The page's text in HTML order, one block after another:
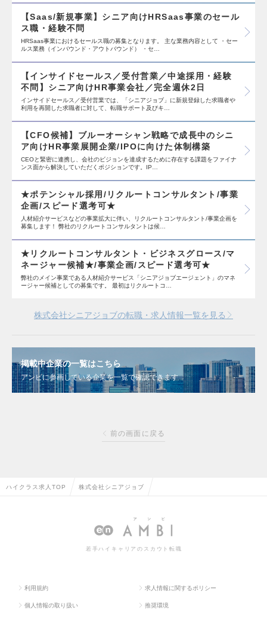
【Saas/新規事業】シニア向けHRSaas事業のセール
ス職・経験不問
HRSaas事業におけるセールス職の募集となります。 主な業務内容として ・セー
ルス業務（インバウンド・アウトバウンド） ・セ…
【インサイドセールス／受付営業／中途採用・経験
不問】シニア向けHR事業会社／完全週休2日
インサイドセールス／受付営業では、「シニアジョブ」に新規登録した求職者や
利用を再開した求職者に対して、転職サポート及びキ…
【CFO候補】ブルーオーシャン戦略で成長中のシニ
ア向けHR事業展開企業/IPOに向けた体制構築
CEOと緊密に連携し、会社のビジョンを達成するために存在する課題をファイナ
ンス面から解決していただくポジションです。IP…
★ポテンシャル採用/リクルートコンサルタント/事業
企画/スピード選考可★
人材紹介サービスなどの事業拡大に伴い、リクルートコンサルタント/事業企画を
募集します！ 弊社のリクルートコンサルタントは候…
★リクルートコンサルタント・ビジネスグロース/マ
ネージャー候補★/事業企画/スピード選考可★
弊社のメイン事業である人材紹介サービス「シニアジョブエージェント」のマネ
ージャー候補としての募集です。 最初はリクルートコ…
株式会社シニアジョブの転職・求人情報一覧を見る
掲載中企業の一覧はこちら
アンビに参画している企業を一覧で確認できます
前の画面に戻る
ハイクラス求人TOP 株式会社シニアジョブ
若手ハイキャリアのスカウト転職
利用規約 求人情報に関するポリシー
個人情報の取り扱い 推奨環境